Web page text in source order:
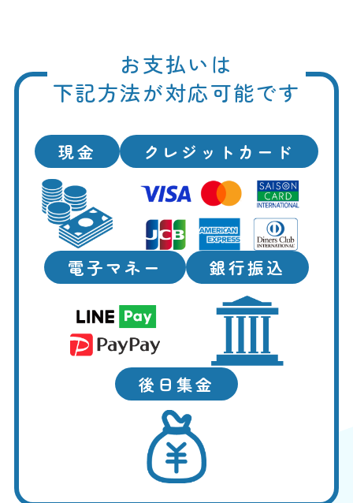
お支払いは
下記方法が対応可能です
現金 クレジットカード
電子マネー 銀行振込
後日集金